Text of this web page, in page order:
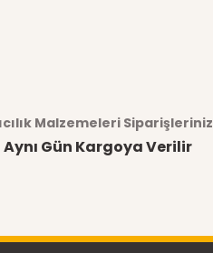
Malzemeleri Siparişleriniz
Aynı Gün Kargoya Verilir